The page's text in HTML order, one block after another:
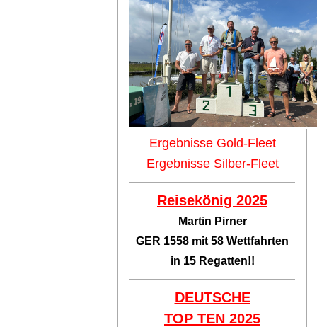
Ergebnisse Gold-Fleet
Ergebnisse Silber-Fleet
Reisekönig 2025
Martin Pirner
GER 1558 mit 58 Wettfahrten
in 15 Regatten!!
DEUTSCHE
TOP TEN 2025